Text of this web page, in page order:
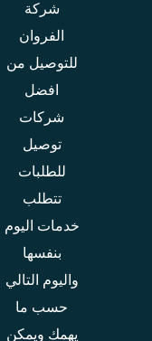
شركة
الفروان
للتوصيل من
افضل
شركات
توصيل
للطلبات
تتطلب
خدمات اليوم
بنفسها
واليوم التالي
حسب ما
يهمك ويمكن